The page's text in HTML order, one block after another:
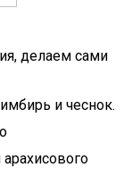
делаем сами
и чеснок.